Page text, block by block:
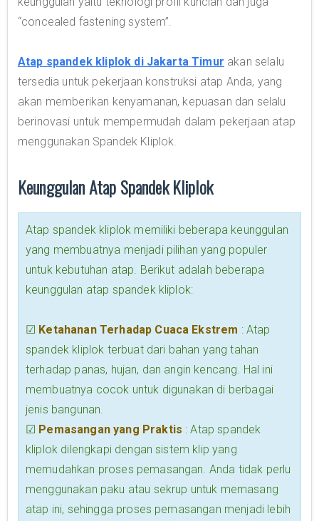
“concealed fastening system”.
Atap spandek kliplok di Jakarta Timur akan selalu
tersedia untuk pekerjaan konstruksi atap Anda, yang
akan memberikan kenyamanan, kepuasan dan selalu
berinovasi untuk mempermudah dalam pekerjaan atap
menggunakan Spandek Kliplok.
Keunggulan Atap Spandek Kliplok
Atap spandek kliplok memiliki beberapa keunggulan
yang membuatnya menjadi pilihan yang populer
untuk kebutuhan atap. Berikut adalah beberapa
keunggulan atap spandek kliplok:
☑ Ketahanan Terhadap Cuaca Ekstrem : Atap
spandek kliplok terbuat dari bahan yang tahan
terhadap panas, hujan, dan angin kencang. Hal ini
membuatnya cocok untuk digunakan di berbagai
jenis bangunan.
☑ Pemasangan yang Praktis : Atap spandek
kliplok dilengkapi dengan sistem klip yang
memudahkan proses pemasangan. Anda tidak perlu
menggunakan paku atau sekrup untuk memasang
atap ini, sehingga proses pemasangan menjadi lebih